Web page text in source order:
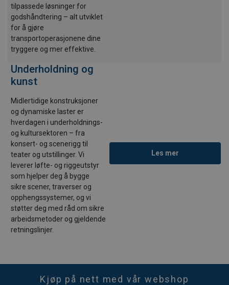
tilpassede løsninger for
godshåndtering – alt utviklet
for å gjøre
transportoperasjonene dine
tryggere og mer effektive.
Underholdning og
kunst
Midlertidige konstruksjoner
og dynamiske laster er
hverdagen i underholdnings-
og kultursektoren – fra
konsert- og scenerigg til
teater og utstillinger. Vi
leverer løfte- og riggeutstyr
som hjelper deg å bygge
sikre scener, traverser og
opphengssystemer, og vi
støtter deg med råd om sikre
arbeidsmetoder og gjeldende
retningslinjer.
Les mer
Kjøp på nett med vår webshop